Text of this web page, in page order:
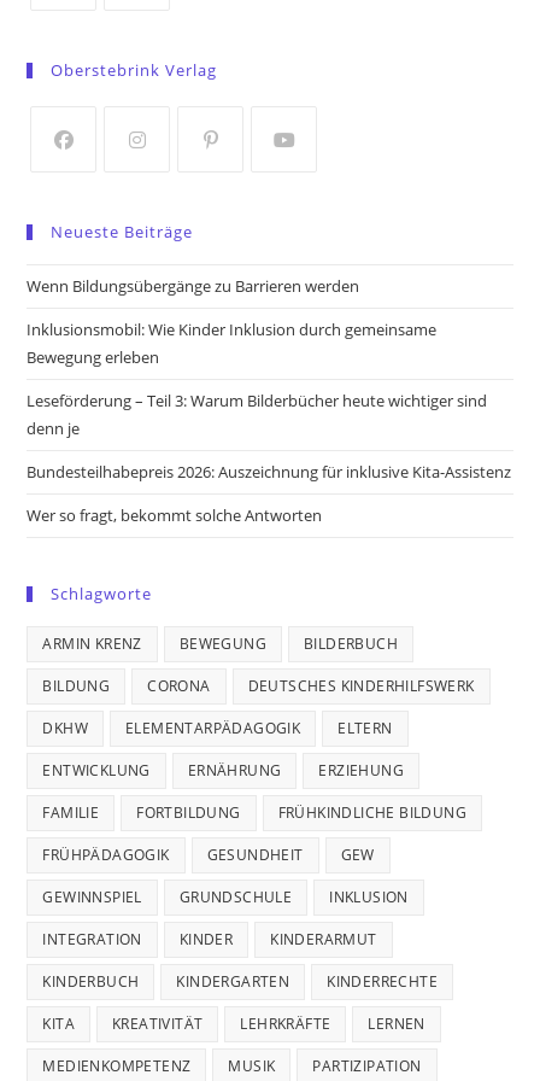
a
tab
tab
Oberstebrink Verlag
a
new
new
a
new
new
Neueste Beiträge
Wenn Bildungsübergänge zu Barrieren werden
Inklusionsmobil: Wie Kinder Inklusion durch gemeinsame
Bewegung erleben
Leseförderung – Teil 3: Warum Bilderbücher heute wichtiger sind
denn je
Bundesteilhabepreis 2026: Auszeichnung für inklusive Kita-Assistenz
Wer so fragt, bekommt solche Antworten
Schlagworte
ARMIN KRENZ BEWEGUNG BILDERBUCH
BILDUNG CORONA DEUTSCHES KINDERHILFSWERK
DKHW ELEMENTARPÄDAGOGIK ELTERN
ENTWICKLUNG ERNÄHRUNG ERZIEHUNG
FAMILIE FORTBILDUNG FRÜHKINDLICHE BILDUNG
FRÜHPÄDAGOGIK GESUNDHEIT GEW
GEWINNSPIEL GRUNDSCHULE INKLUSION
INTEGRATION KINDER KINDERARMUT
KINDERBUCH KINDERGARTEN KINDERRECHTE
KITA KREATIVITÄT LEHRKRÄFTE LERNEN
MEDIENKOMPETENZ MUSIK PARTIZIPATION